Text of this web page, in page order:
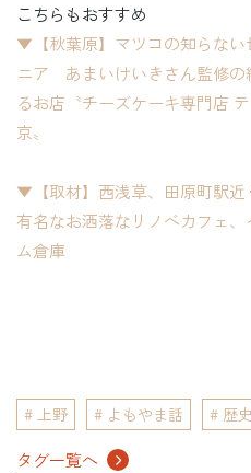
こちらもおすすめ
▼【秋葉原】マツコの知らない
ニア あまいけいきさん監修の
るお店〝チーズケーキ専門店
京〟
▼【取材】西浅草、田原町駅
有名なお洒落なリノベカフェ
ム倉庫
上野 よもやま話 歴史
タグ一覧へ